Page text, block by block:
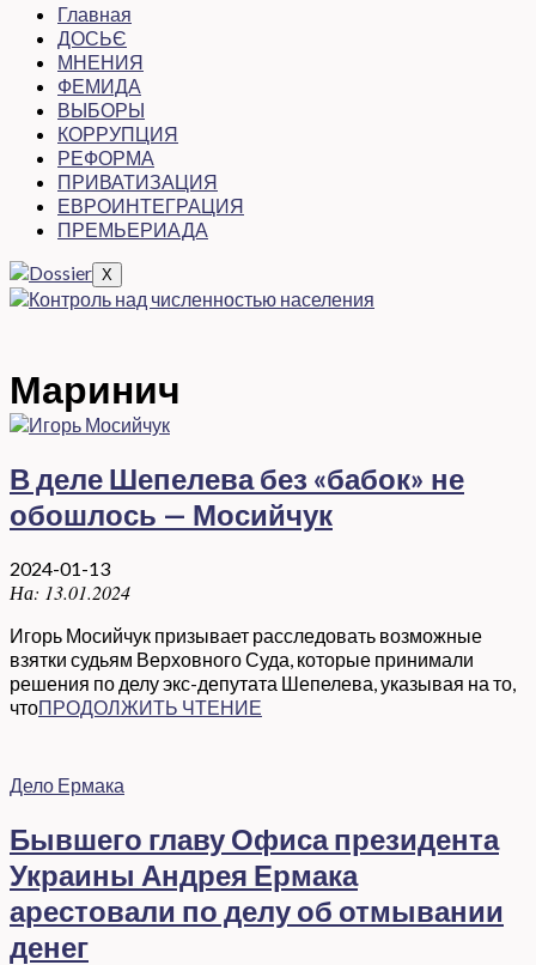
Главная
ДОСЬЄ
МНЕНИЯ
ФЕМИДА
ВЫБОРЫ
КОРРУПЦИЯ
РЕФОРМА
ПРИВАТИЗАЦИЯ
ЕВРОИНТЕГРАЦИЯ
ПРЕМЬЕРИАДА
X
Маринич
В деле Шепелева без «бабок» не
обошлось — Мосийчук
2024-01-13
На: 13.01.2024
Игорь Мосийчук призывает расследовать возможные
взятки судьям Верховного Суда, которые принимали
решения по делу экс-депутата Шепелева, указывая на то,
чтоПРОДОЛЖИТЬ ЧТЕНИЕ
Дело Ермака
Бывшего главу Офиса президента
Украины Андрея Ермака
арестовали по делу об отмывании
денег